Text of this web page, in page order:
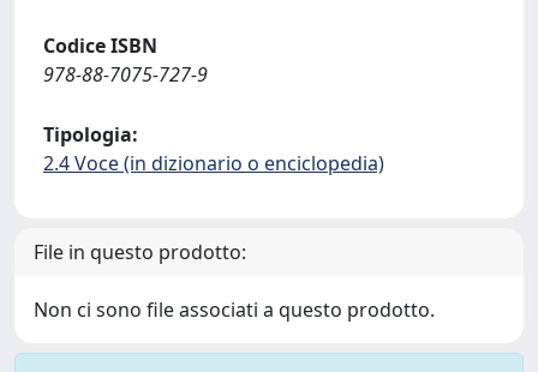
Codice ISBN
978-88-7075-727-9
Tipologia:
2.4 Voce (in dizionario o enciclopedia)
File in questo prodotto:
Non ci sono file associati a questo prodotto.